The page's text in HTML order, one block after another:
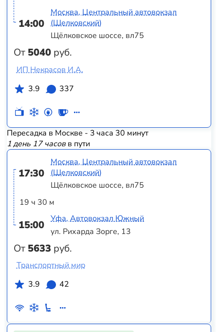
14:00
От 5040 руб.
Москва, Центральный автовокзал
(Щелковский)
Щёлковское шоссе, вл75
ИП Некрасов И.А.
3.9
337
Пересадка в Москве - 3 часа 30 минут
1 день 17 часовв пути
17:30
19 ч 30 м
15:00
От 5633 руб.
Москва, Центральный автовокзал
(Щелковский)
Щёлковское шоссе, вл75
Уфа, Автовокзал Южный
ул. Рихарда Зорге, 13
Транспортный мир
3.9
42